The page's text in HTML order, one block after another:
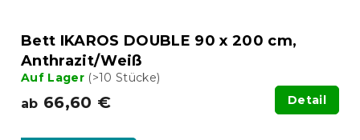
Bett IKAROS DOUBLE 90 x 200 cm,
Anthrazit/Weiß
Auf Lager (>10 Stücke)
ab 66,60 € Detail